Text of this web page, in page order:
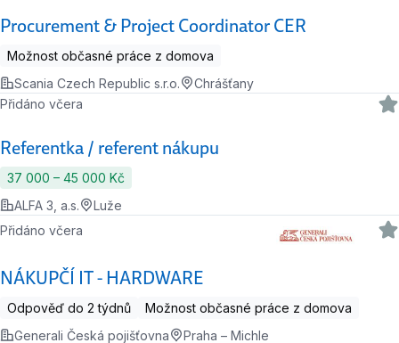
Procurement & Project Coordinator CER
Možnost občasné práce z domova
Scania Czech Republic s.r.o.
Chrášťany
Referentka / referent nákupu
Přidáno včera
37 000 ‍–‍ 45 000 Kč
ALFA 3, a.s.
Luže
NÁKUPČÍ IT - HARDWARE
Přidáno včera
Odpověď do 2 týdnů
Možnost občasné práce z domova
Generali Česká pojišťovna
Praha – Michle